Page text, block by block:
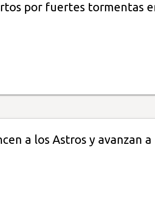
por fuertes tormentas
a los Astros y avanzan a